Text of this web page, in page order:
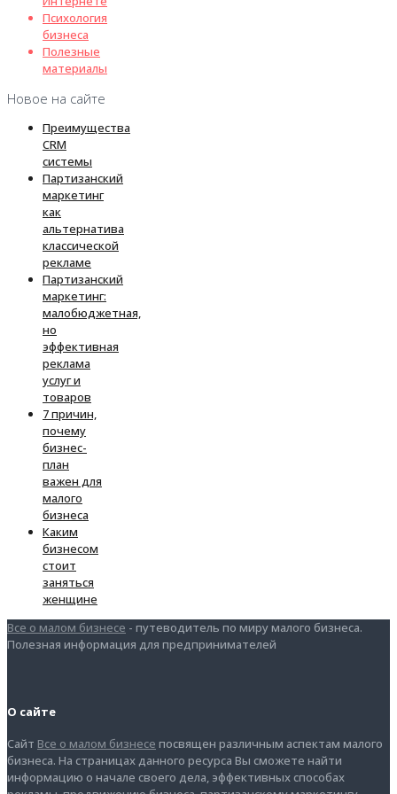
Психология
бизнеса
Полезные
материалы
Новое на сайте
Преимущества
CRM
системы
Партизанский
маркетинг
как
альтернатива
классической
рекламе
Партизанский
маркетинг:
малобюджетная,
но
эффективная
реклама
услуг и
товаров
7 причин,
почему
бизнес-
план
важен для
малого
бизнеса
Каким
бизнесом
стоит
заняться
женщине
Все о малом бизнесе - путеводитель по миру малого бизнеса.
Полезная информация для предпринимателей
О сайте
Сайт Все о малом бизнесе посвящен различным аспектам малого
бизнеса. На страницах данного ресурса Вы сможете найти
информацию о начале своего дела, эффективных способах